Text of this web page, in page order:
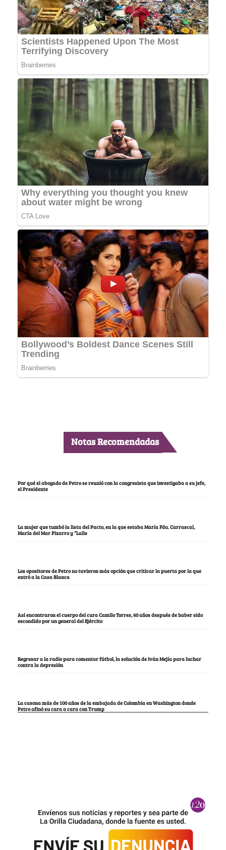
Notas Recomendadas
Por qué el abogado de Petro se reunió con la congresista que investigaba a su jefe,
el Presidente
La mujer que tumbó la lista del Pacto, en la que estaba María Fda. Carrascal,
María del Mar Pizarro y “Lalis
Los opositores de Petro no tuvieron más opción que criticar la puerta por la que
entró a la Casa Blanca
Así encontraron el cuerpo del cura Camilo Torres, 60 años después de haber sido
escondido por un general del Ejército
Regresar a la radio para comentar fútbol, la solución de Iván Mejía para luchar
contra la depresión
La casona más de 100 años de la embajada de Colombia en Washington donde
Petro afinó su cara a cara con Trump